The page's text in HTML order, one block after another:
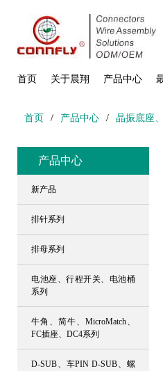
首页 关于晨翔 产品中心
首页 / 产品中心 / 晶振底座
产品中心
新产品
排针系列
排母系列
电池座、行程开关、电池桶
系列
牛角、简牛、MicroMatch、
FC插座、DC4系列
D-SUB、车PIN D-SUB、螺